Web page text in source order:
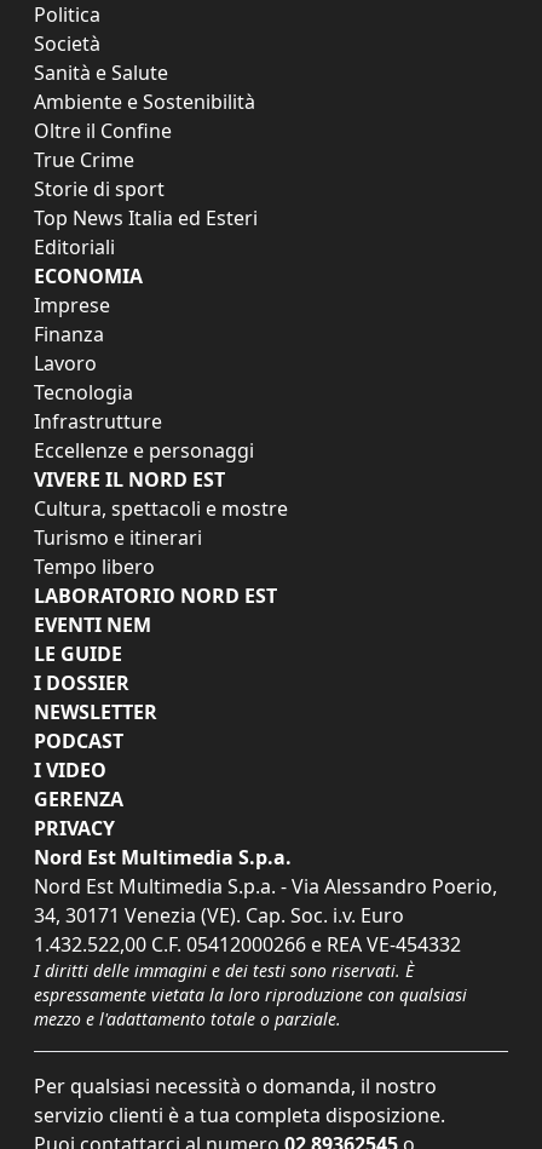
Politica
Società
Sanità e Salute
Ambiente e Sostenibilità
Oltre il Confine
True Crime
Storie di sport
Top News Italia ed Esteri
Editoriali
ECONOMIA
Imprese
Finanza
Lavoro
Tecnologia
Infrastrutture
Eccellenze e personaggi
VIVERE IL NORD EST
Cultura, spettacoli e mostre
Turismo e itinerari
Tempo libero
LABORATORIO NORD EST
EVENTI NEM
LE GUIDE
I DOSSIER
NEWSLETTER
PODCAST
I VIDEO
GERENZA
PRIVACY
Nord Est Multimedia S.p.a.
Nord Est Multimedia S.p.a. - Via Alessandro Poerio,
34, 30171 Venezia (VE). Cap. Soc. i.v. Euro
1.432.522,00 C.F. 05412000266 e REA VE-454332
I diritti delle immagini e dei testi sono riservati. È
espressamente vietata la loro riproduzione con qualsiasi
mezzo e l'adattamento totale o parziale.
Per qualsiasi necessità o domanda, il nostro
servizio clienti è a tua completa disposizione.